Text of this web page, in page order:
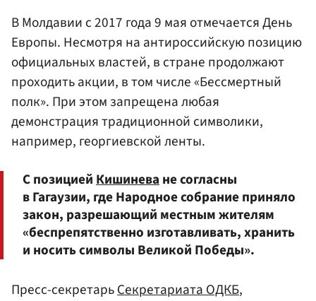
В Молдавии с 2017 года 9 мая отмечается День
Европы. Несмотря на антироссийскую позицию
официальных властей, в стране продолжают
проходить акции, в том числе «Бессмертный
полк». При этом запрещена любая
демонстрация традиционной символики,
например, георгиевской ленты.
С позициейКишиневане согласны
в Гагаузии, где Народное собрание приняло
закон, разрешающий местным жителям
«беспрепятственно изготавливать, хранить
и носить символы Великой Победы».
Пресс-секретарьСекретариата ОДКБ,